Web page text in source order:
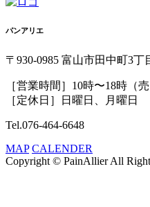
パンアリエ
〒930-0985 富山市田中町3丁
［営業時間］10時〜18時（
［定休日］日曜日、月曜日
Tel.076-464-6648
MAP CALENDER
Copyright © PainAllier All